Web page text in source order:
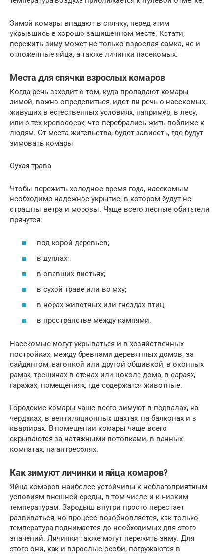
Зимой комары впадают в спячку, перед этим
укрывшись в хорошо защищенном месте. Кстати,
пережить зиму может не только взрослая самка, но и
отложенные яйца, а также личинки насекомых.
Места для спячки взрослых комаров
Когда речь заходит о том, куда пропадают комары
зимой, важно определиться, идет ли речь о насекомых,
живущих в естественных условиях, например, в лесу,
или о тех кровососах, что перебрались жить поближе к
людям. От места жительства, будет зависеть, где будут
зимовать комары
Сухая трава
Чтобы пережить холодное время года, насекомым
необходимо надежное укрытие, в котором будут не
страшны ветра и морозы. Чаще всего лесные обитатели
прячутся:
под корой деревьев;
в дуплах;
в опавших листьях;
в сухой траве или во мху;
в норах животных или гнездах птиц;
в пространстве между камнями.
Насекомые могут укрываться и в хозяйственных
постройках, между бревнами деревянных домов, за
сайдингом, вагонкой или другой обшивкой, в оконных
рамах, трещинах в стенах или цоколе дома, в сараях,
гаражах, помещениях, где содержатся животные.
Городские комары чаще всего зимуют в подвалах, на
чердаках, в вентиляционных шахтах, на балконах и в
квартирах. В помещении комары чаще всего
скрываются за натяжными потолками, в ванных
комнатах, на антресолях.
Как зимуют личинки и яйца комаров?
Яйца комаров наиболее устойчивы к неблагоприятным
условиям внешней среды, в том числе и к низким
температурам. Зародыш внутри просто перестает
развиваться, но процесс возобновляется, как только
температура поднимается до необходимых для этого
значений. Личинки также могут пережить зиму. Для
этого они, как и взрослые особи, погружаются в